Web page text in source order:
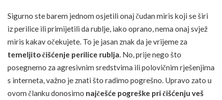
Sigurno ste barem jednom osjetili onaj čudan miris koji se širi
iz perilice ili primijetili da rublje, iako oprano, nema onaj svjež
miris kakav očekujete. To je jasan znak da je vrijeme za
temeljito čišćenje perilice rublja. No, prije nego što
posegnemo za agresivnim sredstvima ili polovičnim rješenjima
s interneta, važno je znati što radimo pogrešno. Upravo zato u
ovom članku donosimo najčešće pogreške pri čišćenju veš